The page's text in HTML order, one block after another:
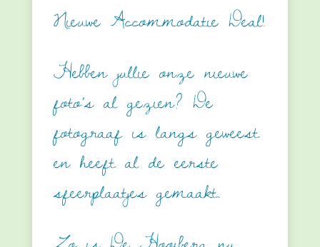
Nieuwe Accommodatie Deal!
Hebben jullie onze nieuwe
foto’s al gezien? De
fotograaf is langs geweest
en heeft al de eerste
sfeerplaatjes gemaakt.